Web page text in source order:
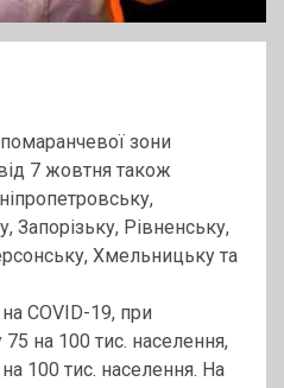
зони
7 жовтня також
Рівненську,
Хмельницьку та
COVID-19, при
на 100 тис. населення,
100 тис. населення. На